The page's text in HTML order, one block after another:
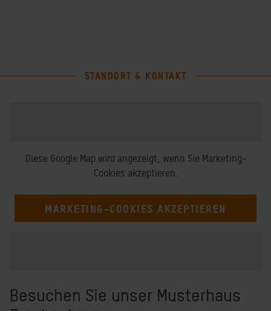
STANDORT & KONTAKT
Diese Google Map wird angezeigt, wenn Sie Marketing-
Cookies akzeptieren.
MARKETING-COOKIES AKZEPTIEREN
Besuchen Sie unser Musterhaus